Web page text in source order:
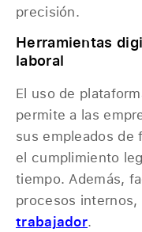
precisión.
Herramientas
laboral
El uso de
permite a las
sus empleados de
el cumplimiento
tiempo. Además,
procesos internos,
trabajador.